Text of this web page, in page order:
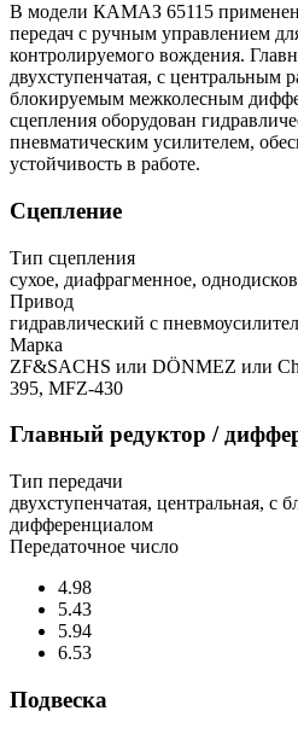
В модели КАМАЗ 65115
передач с ручным управлением
контролируемого вождения.
двухступенчатая, с центральным
блокируемым межколесным
сцепления оборудован
пневматическим усилителем,
устойчивость в работе.
Сцепление
Тип сцепления
сухое, диафрагменное,
Привод
гидравлический с
Марка
ZF&SACHS или DÖNMEZ или
395, MFZ-430
Главный редуктор /
Тип передачи
двухступенчатая, центральная,
дифференциалом
Передаточное число
4.98
5.43
5.94
6.53
Подвеска